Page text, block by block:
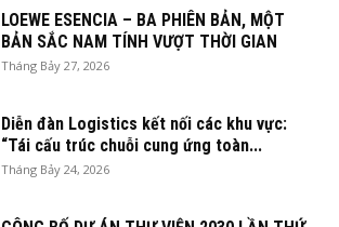
LOEWE ESENCIA – BA PHIÊN BẢN, MỘT
BẢN SẮC NAM TÍNH VƯỢT THỜI GIAN
Tháng Bảy 27, 2026
Diễn đàn Logistics kết nối các khu vực:
“Tái cấu trúc chuỗi cung ứng toàn...
Tháng Bảy 24, 2026